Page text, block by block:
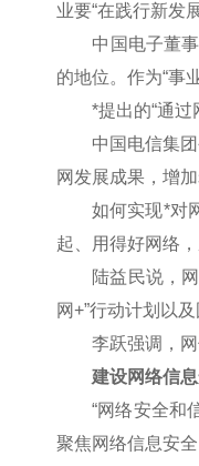
业要“在践行新发
中国电子董事长
的地位。作为“事
*提出的“通过网
中国电信集团公
网发展成果，增
如何实现*对网
起、用得好网络
陆益民说，网
网+”行动计划以
李跃强调，网
建设网络信息
“网络安全和信
聚焦网络信息安